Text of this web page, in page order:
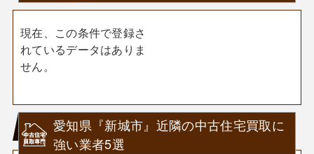
現在、この条件で登録さ
れているデータはありま
せん。
愛知県『新城市』近隣の中古住宅買取に
強い業者5選